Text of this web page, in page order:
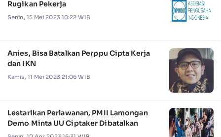
Rugikan Pekerja
Senin, 15 Mei 2023 10:22 WIB
Anies, Bisa Batalkan Perppu Cipta Kerja
dan IKN
Kamis, 11 Mei 2023 21:06 WIB
Lestarikan Perlawanan, PMII Lamongan
Demo Minta UU Ciptaker Dibatalkan